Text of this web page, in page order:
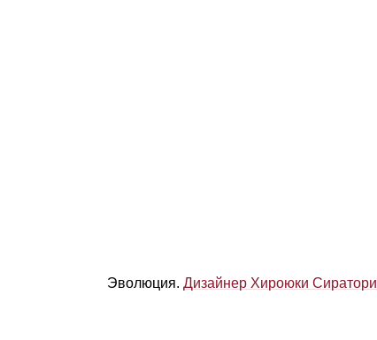
Эволюция. Дизайнер Хироюки Сиратори